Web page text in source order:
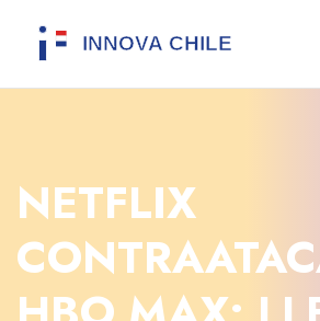
NETFLIX